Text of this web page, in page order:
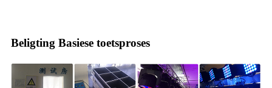
Beligting Basiese toetsproses